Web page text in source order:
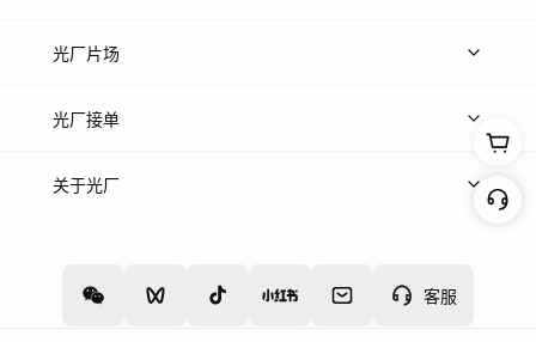
客服
热门音乐
光厂片场
上传案例
光厂接单
上架服务
关于光厂